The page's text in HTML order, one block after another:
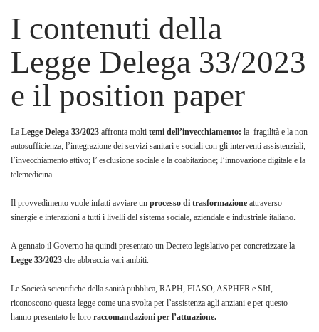
I contenuti della
Legge Delega 33/2023
e il position paper
La Legge Delega 33/2023 affronta molti temi dell’invecchiamento: la fragilità e la non
autosufficienza; l’integrazione dei servizi sanitari e sociali con gli interventi assistenziali;
l’invecchiamento attivo; l’ esclusione sociale e la coabitazione; l’innovazione digitale e la
telemedicina.
Il provvedimento vuole infatti avviare un processo di trasformazione attraverso
sinergie e interazioni a tutti i livelli del sistema sociale, aziendale e industriale italiano.
A gennaio il Governo ha quindi presentato un Decreto legislativo per concretizzare la
Legge 33/2023 che abbraccia vari ambiti.
Le Società scientifiche della sanità pubblica, RAPH, FIASO, ASPHER e SItI,
riconoscono questa legge come una svolta per l’assistenza agli anziani e per questo
hanno presentato le loro raccomandazioni per l’attuazione.